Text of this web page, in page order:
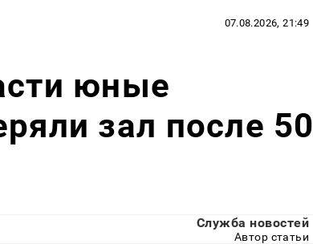
07.08.2026, 21:49
юные
зал после 50
Служба новостей
Автор статьи